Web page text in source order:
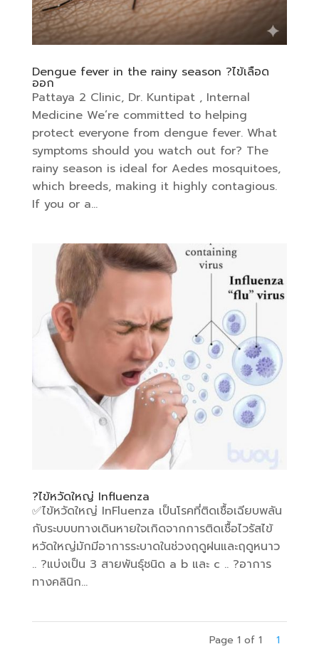
Dengue fever in the rainy season ?ไข้เลือด
ออก
Pattaya 2 Clinic, Dr. Kuntipat , Internal
Medicine We’re committed to helping
protect everyone from dengue fever. What
symptoms should you watch out for? The
rainy season is ideal for Aedes mosquitoes,
which breeds, making it highly contagious.
If you or a...
?ไข้หวัดใหญ่ Influenza
✅️ไข้หวัดใหญ่ InFluenza เป็นโรคที่ติดเชื้อเฉียบพลัน
กับระบบบทางเดินหายใจเกิดจากการติดเชื้อไวรัสไข้
หวัดใหญ่มักมีอาการระบาดในช่วงฤดูฝนและฤดูหนาว
.. ?แบ่งเป็น 3 สายพันธุ์ชนิด a b และ c .. ?อาการ
ทางคลินิก...
Page 1 of 1 1